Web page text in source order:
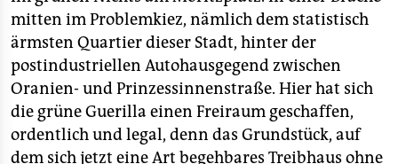
mitten im Problemkiez, nämlich dem statistisch
ärmsten Quartier dieser Stadt, hinter der
postindustriellen Autohausgegend zwischen
Oranien- und Prinzessinnenstraße. Hier hat sich
die grüne Guerilla einen Freiraum geschaffen,
ordentlich und legal, denn das Grundstück, auf
dem sich jetzt eine Art begehbares Treibhaus ohne